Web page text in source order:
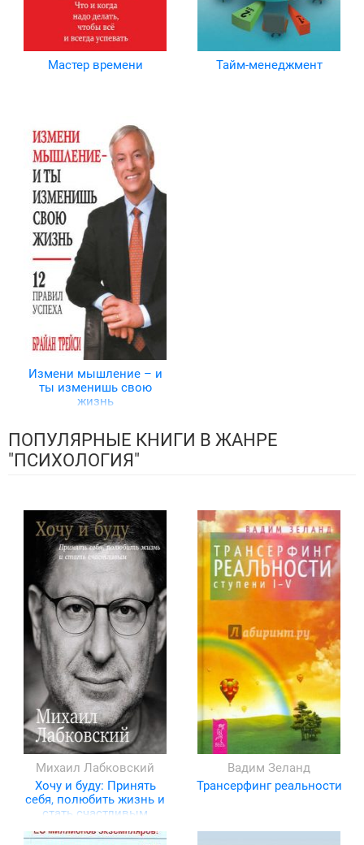
Мастер времени Тайм-менеджмент
Измени мышление – и
ты изменишь свою
жизнь
ПОПУЛЯРНЫЕ КНИГИ В ЖАНРЕ
"ПСИХОЛОГИЯ"
Михаил Лабковский
Хочу и буду: Принять
себя, полюбить жизнь и
стать счастливым
Вадим Зеланд
Трансерфинг реальности